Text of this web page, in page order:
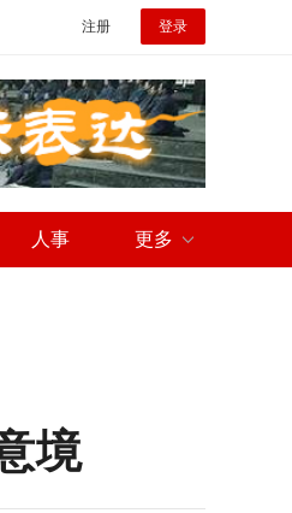
注册 登录
人事 更多
境